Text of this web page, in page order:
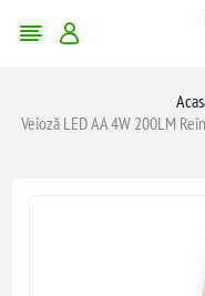
Veioză LED AA 4W 200LM